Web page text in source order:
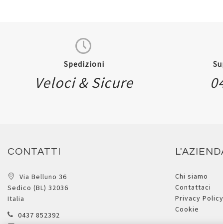
Spedizioni
Veloci & Sicure
CONTATTI
Via Belluno 36
Sedico (BL) 32036
Italia
0437 852392
Chi siamo
Contattaci
Privacy Policy
Cookie